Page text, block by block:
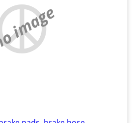
image